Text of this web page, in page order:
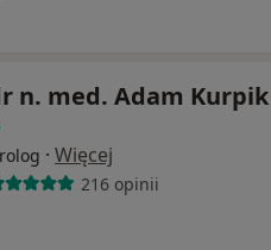
n. med. Adam Kurpik
· Więcej
216 opinii